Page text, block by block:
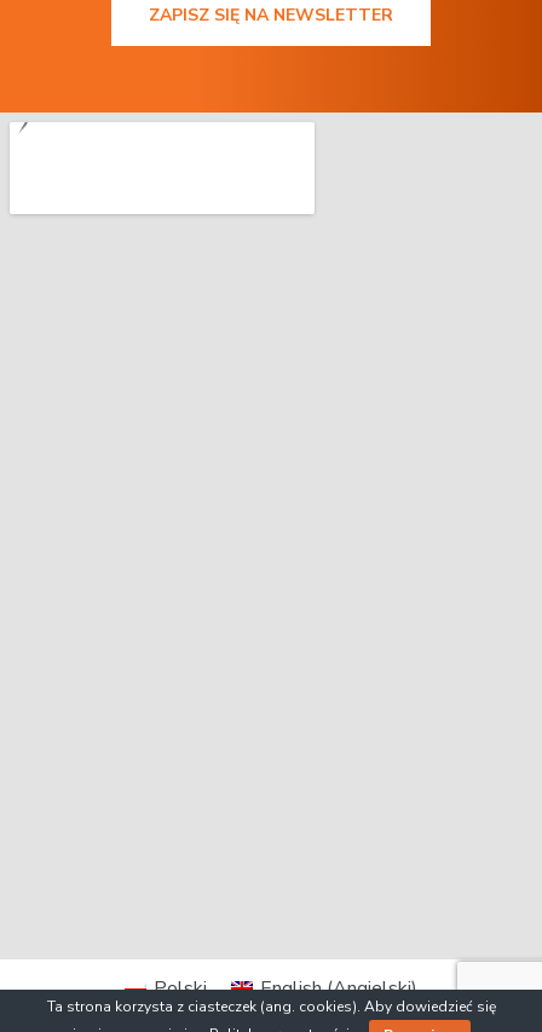
ZAPISZ SIĘ NA NEWSLETTER
Ta strona korzysta z ciasteczek (ang. cookies). Aby dowiedzieć się
Polski English(Angielski)